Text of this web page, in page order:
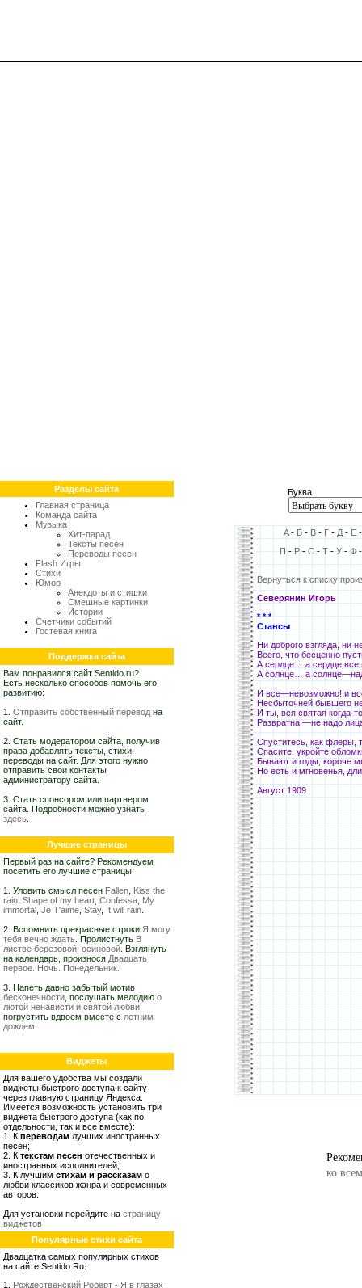
Разделы сайта
Главная страница
Команда сайта
Музыка
Хит-парад
Тексты песен
Переводы песен
Flash Игры
Стихи
Юмор
Анекдоты и стишки
Смешные картинки
Истории
Счетчики событий
Гостевая книга
Поддержка сайта
Вам понравился сайт Sentido.ru?
Есть несколько способов помочь его
развитию:
1. Отправить собственный перевод на
сайт.
2. Стать модератором сайта, получив
права добавлять тексты, стихи,
переводы на сайт. Для этого нужно
отправить свои контакты
администратору сайта.
3. Стать спонсором или партнером
сайта. Подробности можно узнать
здесь
Лучшие страницы
Первый раз на сайте? Рекомендуем
посетить его лучшие страницы:
1. Уловить смысл песен Fallen Kiss the
rain Shape of my heart Confessa My
immortal Je T'aime Stay, It will rain
2. Вспомнить прекрасные строки Я могу
тебя вечно ждать . Пролистнуть В
листве березовой, осиновой . Взглянуть
на календарь, произнося Двадцать
первое. Ночь. Понедельник.
3. Напеть давно забытый мотив
бесконечности , послушать мелодию о
лютой ненависти и святой любви
погрустить вдвоем вместе с летним
дождем
Виджеты
Для вашего удобства мы создали
виджеты быстрого доступа к сайту
через главную страницу Яндекса.
Имеется возможность установить три
виджета быстрого доступа (как по
отдельности, так и все вместе):
1. К переводам лучших иностранных
песен;
2. К текстам песен отечественных и
иностранных исполнителей;
3. К лучшим стихам и рассказам о
любви классиков жанра и современных
авторов.
Для установки перейдите на страницу
виджетов
Популярные стихи сайта
Двадцатка самых популярных стихов
на сайте Sentido.Ru:
1. Рождественский Роберт - Я в глазах
Буква
A- Б - В - Г - Д - Е
П-Р-С-Т-У-Ф
Вернуться к списку
Северянин Игорь
* * *
Стансы
Ни доброго взгляда, ни
Всего, что бесценно
А сердце… а сердце все
А солнце… а
И все—невозможно! и
Несбыточней бывшего
И ты, вся святая когда-
Развратна!—не надо
Спуститесь, как флеры,
Спасите, укройте
Бывают и годы, короче
Но есть и мгновенья,
Август 1909
ко